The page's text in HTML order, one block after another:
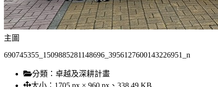
主圖
690745355_1509885281148696_3956127600143226951_n
分類： 卓越及深耕計畫